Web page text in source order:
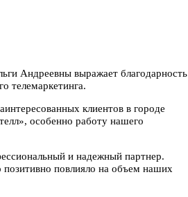
Андреевны выражает благодарность
телемаркетинга.
клиентов в городе
особенно работу нашего
и надежный партнер.
повлияло на объем наших